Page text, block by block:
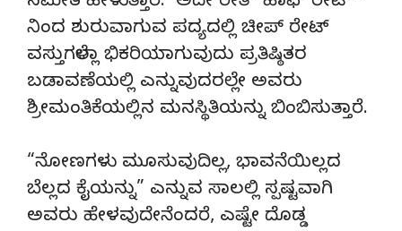
ನಿಂದ ಶುರುವಾಗುವ ಪದ್ಯದಲ್ಲಿ ಚೀಪ್ ರೇಟ್
ವಸ್ತುಗಳೆಲ್ಲಾ ಭಿಕರಿಯಾಗುವುದು ಪ್ರತಿಷ್ಠಿತರ
ಬಡಾವಣೆಯಲ್ಲಿ ಎನ್ನುವುದರಲ್ಲೇ ಅವರು
ಶ್ರೀಮಂತಿಕೆಯಲ್ಲಿನ ಮನಸ್ಥಿತಿಯನ್ನು ಬಿಂಬಿಸುತ್ತಾರೆ.
“ನೋಣಗಳು ಮೂಸುವುದಿಲ್ಲ, ಭಾವನೆಯಿಲ್ಲದ
ಬೆಲ್ಲದ ಕೈಯನ್ನು” ಎನ್ನುವ ಸಾಲಲ್ಲಿ ಸ್ಪಷ್ಟವಾಗಿ
ಅವರು ಹೇಳವುದೇನೆಂದರೆ, ಎಷ್ಟೇ ದೊಡ್ಡ